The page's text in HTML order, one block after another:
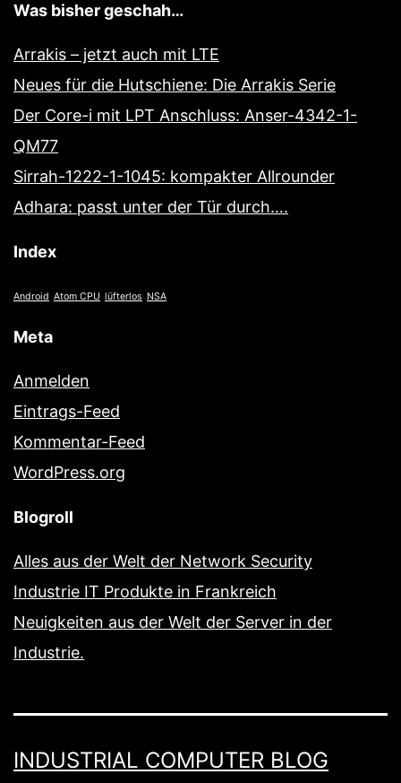
Was bisher geschah…
Arrakis – jetzt auch mit LTE
Neues für die Hutschiene: Die Arrakis Serie
Der Core-i mit LPT Anschluss: Anser-4342-1-
QM77
Sirrah-1222-1-1045: kompakter Allrounder
Adhara: passt unter der Tür durch….
Index
Android Atom CPU lüfterlos NSA
Meta
Anmelden
Eintrags-Feed
Kommentar-Feed
WordPress.org
Blogroll
Alles aus der Welt der Network Security
Industrie IT Produkte in Frankreich
Neuigkeiten aus der Welt der Server in der
Industrie.
INDUSTRIAL COMPUTER BLOG